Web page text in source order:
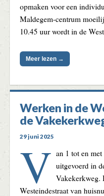
opmaken voor een
Maldegem-centrum
10.45 uur wordt in de
Meer lezen →
Werken in de
de
29 juni 2025
V an 1 tot en
uitgevoerd in
Vakekerkweg.
Westeindestraat van